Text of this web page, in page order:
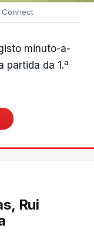
Connect
minuto-a-
partida da 1.ª
Rui